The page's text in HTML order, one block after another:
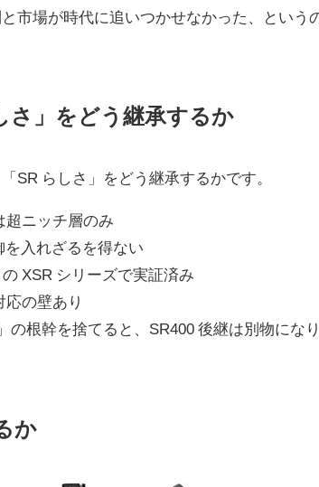
市場が時代に追いつかせなかった、という
さ」をどう継承するか
SR らしさ」をどう継承するかです。
ニッチ層のみ
入れざるを得ない
XSR シリーズで実証済み
の壁あり
の根幹を捨てると、SR400 後継は別物にな
か